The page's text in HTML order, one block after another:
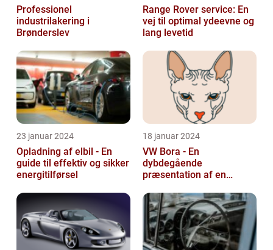
Professionel
industrilakering i
Brønderslev
Range Rover service: En
vej til optimal ydeevne og
lang levetid
23 januar 2024
Opladning af elbil - En
guide til effektiv og sikker
energitilførsel
18 januar 2024
VW Bora - En
dybdegående
præsentation af en